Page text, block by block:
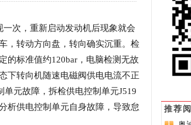
次，重新启动发动机后现象就会
，转动方向盘，转向确实沉重。检
的标准值约120bar，电脑检测无故
下转向机随速电磁阀供电电流不正
元故障，拆检供电控制单元J519
析供电控制单元自身故障，导致怠
推荐
1